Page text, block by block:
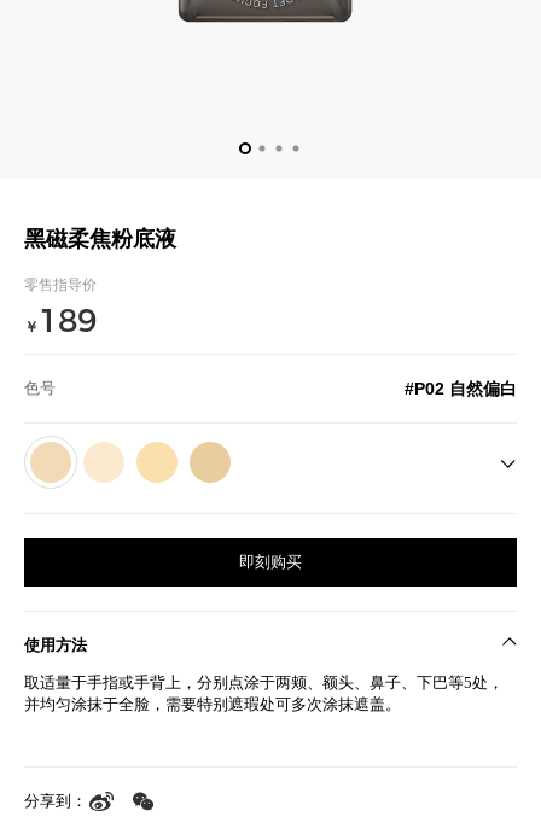
黑磁柔焦粉底液
零售指导价
￥ 189
色号 #P02 自然偏白
即刻购买
使用方法
取适量于手指或手背上，分别点涂于两颊、额头、鼻子、下巴等5处，
并均匀涂抹于全脸，需要特别遮瑕处可多次涂抹遮盖。
分享到：